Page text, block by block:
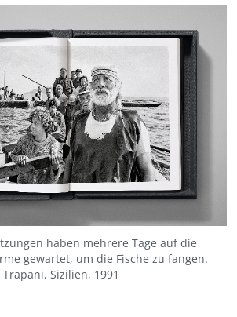
haben mehrere Tage auf die
gewartet, um die Fische zu fangen.
Trapani, Sizilien, 1991